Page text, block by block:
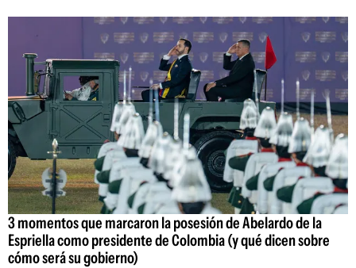
3 momentos que marcaron la posesión de Abelardo de la
Espriella como presidente de Colombia (y qué dicen sobre
cómo será su gobierno)